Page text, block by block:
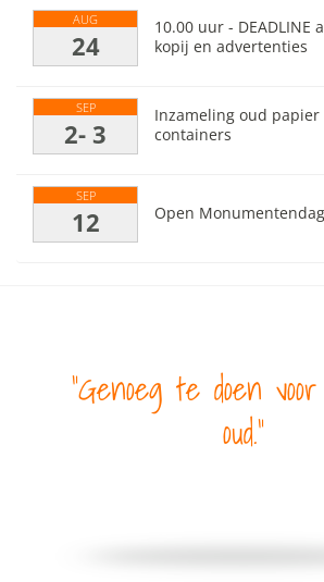
AUG
24
10.00 uur - DEADLINE
kopij en advertenties
SEP
2- 3
Inzameling oud
containers
SEP
12 Open Monumentendag
Genoeg te doen
oud.